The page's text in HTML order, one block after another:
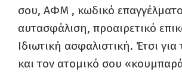
σου, ΑΦΜ , κωδικό
αυτασφάλιση, προαιρετικό
Ιδιωτική ασφαλιστική. Έτσι
και τον ατομικό σου